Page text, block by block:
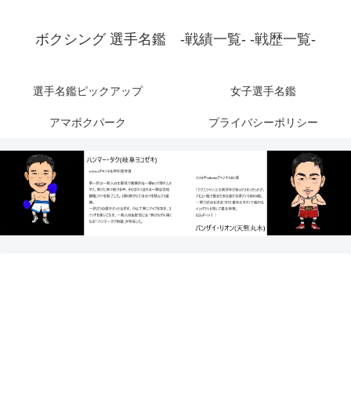
ボクシング 選手名鑑 -戦績一覧- -戦歴一覧-
選手名鑑ピックアップ 女子選手名鑑
アマボクパーク プライバシーポリシー